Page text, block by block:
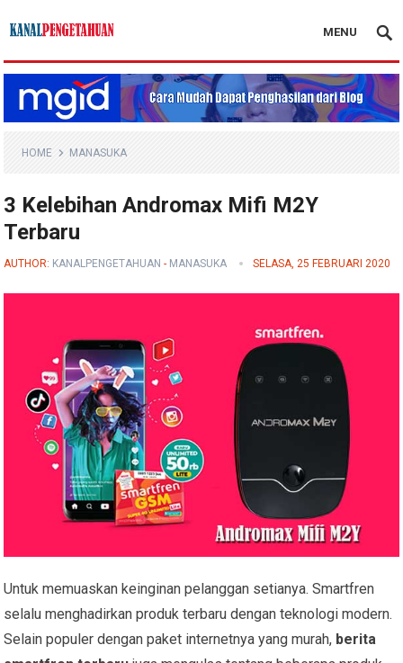
Kanal Pengetahuan
MENU
HOME MANASUKA
3 Kelebihan Andromax Mifi M2Y
Terbaru
AUTHOR: KANALPENGETAHUAN - MANASUKA SELASA, 25 FEBRUARI 2020
Untuk memuaskan keinginan pelanggan setianya. Smartfren
selalu menghadirkan produk terbaru dengan teknologi modern.
Selain populer dengan paket internetnya yang murah, berita